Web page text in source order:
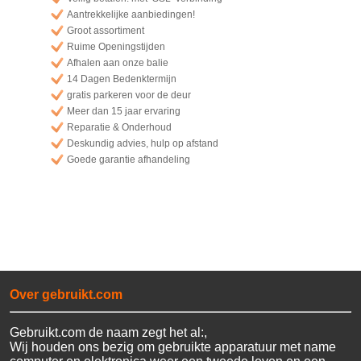
Aantrekkelijke aanbiedingen!
Groot assortiment
Ruime Openingstijden
Afhalen aan onze balie
14 Dagen Bedenktermijn
gratis parkeren voor de deur
Meer dan 15 jaar ervaring
Reparatie & Onderhoud
Deskundig advies, hulp op afstand
Goede garantie afhandeling
HP EliteBook 840 i5-4200U
14 4GB/180 PC
HP EliteBook 840 i5-4200U
14 4GB/256 PC
HP EliteBook 840 i5-4200U
14 4GB/500 PC
HP EliteBook 840 i5-4200U
14 8GB/256 PC
HP EliteBook 840 i5-4200U
14 8GB/500 PC
HP EliteBook 840 i5-4210U
14 8GB/320 PC
HP EliteBook 840 i5-4300U
14 4GB/128 PC
Over gebruikt.com
Gebruikt.com de naam zegt het al:,
Wij houden ons bezig om gebruikte apparatuur met name